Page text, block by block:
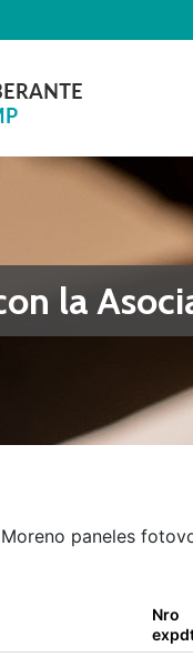
la
paneles
Nro